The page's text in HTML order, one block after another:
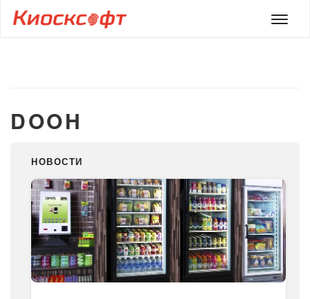
Меню
DOOH
НОВОСТИ